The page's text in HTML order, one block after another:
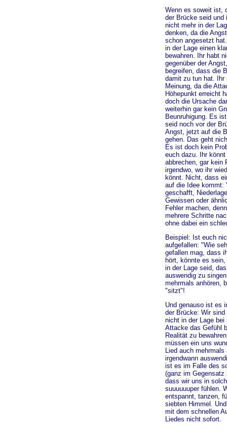
Wenn es soweit ist,
der Brücke seid und
nicht mehr in der
denken, da die
schon angesetzt
in der Lage einen
bewahren. Ihr habt
gegenüber der
begreifen, dass die
damit zu tun hat. Ihr
Meinung, da die
Höhepunkt erreicht
doch die Ursache
weiterhin gar kein
Beunruhigung. Es
seid noch vor der
Angst, jetzt auf die
gehen. Das geht
Es ist doch kein
euch dazu. Ihr könnt
abbrechen, gar kein
irgendwo, wo ihr
könnt. Nicht, dass
auf die Idee kommt:
geschafft,
Gewissen oder
Fehler machen,
mehrere Schritte
ohne dabei ein
Beispiel: Ist euch
aufgefallen: "Wie
gefallen mag, dass
hört, könnte es
in der Lage seid,
auswendig zu
mehrmals anhören,
"sitzt"!
Und genauso ist es
der Brücke: Wir
nicht in der Lage bei
Attacke das Gefühl
Realität zu
müssen ein uns
Lied auch
irgendwann
ist es im Falle des
(ganz im
dass wir uns in
suuuuuuper fühlen.
entspannt, tanzen,
siebten Himmel.
mit dem schnellen
Liedes nicht sofort.